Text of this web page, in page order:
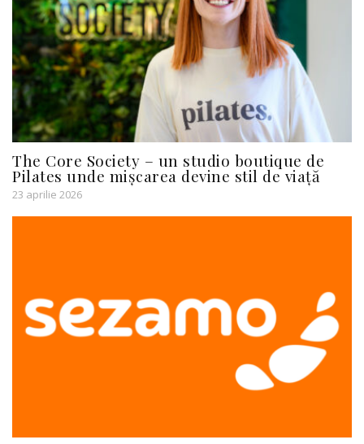
The Core Society – un studio boutique de
Pilates unde mișcarea devine stil de viață
23 aprilie 2026